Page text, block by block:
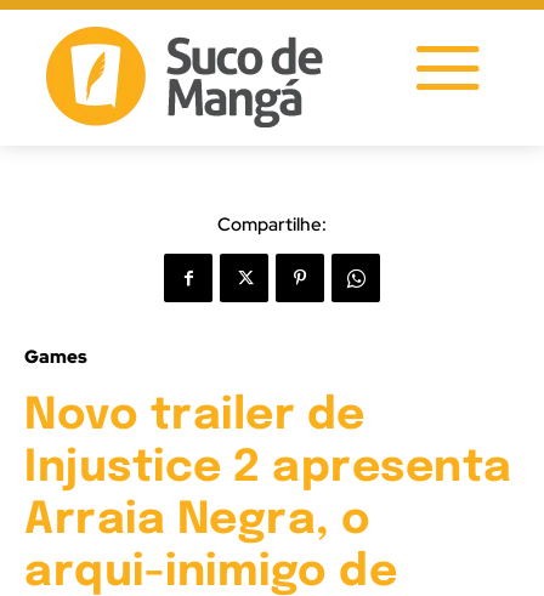
Compartilhe:
Games
Novo trailer de
Injustice 2 apresenta
Arraia Negra, o
arqui-inimigo de